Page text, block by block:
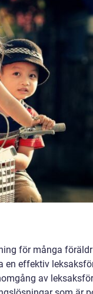
för många
en effektiv
av